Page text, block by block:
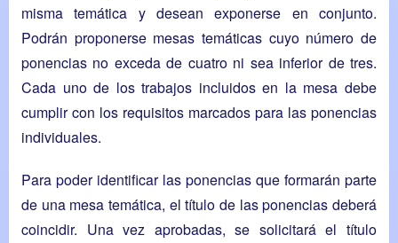
misma temática y desean exponerse en conjunto.
Podrán proponerse mesas temáticas cuyo número de
ponencias no exceda de cuatro ni sea inferior de tres.
Cada uno de los trabajos incluidos en la mesa debe
cumplir con los requisitos marcados para las ponencias
individuales.
Para poder identificar las ponencias que formarán parte
de una mesa temática, el título de las ponencias deberá
coincidir. Una vez aprobadas, se solicitará el título